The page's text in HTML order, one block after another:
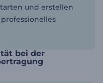
und erstellen
bei der